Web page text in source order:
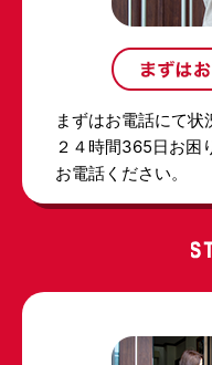
まずはお電話にて状
２４時間365日お困
お電話ください。